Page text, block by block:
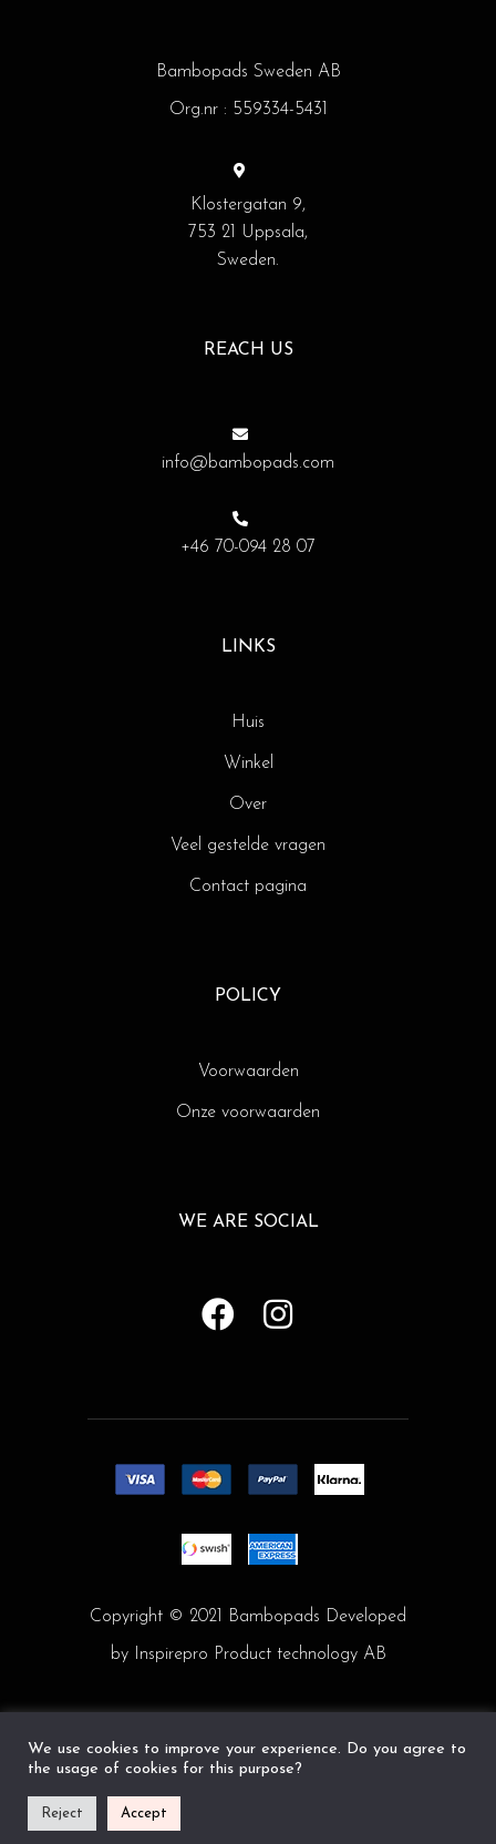
Bambopads Sweden AB
Org.nr : 559334-5431
Klostergatan 9,
753 21 Uppsala,
Sweden.
REACH US
info@bambopads.com
+46 70-094 28 07
LINKS
Huis
Winkel
Over
Veel gestelde vragen
Contact pagina
POLICY
Voorwaarden
Onze voorwaarden
WE ARE SOCIAL
Copyright © 2021 Bambopads Developed
by Inspirepro Product technology AB
We use cookies to improve your experience. Do you agree to
the usage of cookies for this purpose?
Reject Accept
English(Engels ) Svenska (Zweeds)
Nederlands
Suomi